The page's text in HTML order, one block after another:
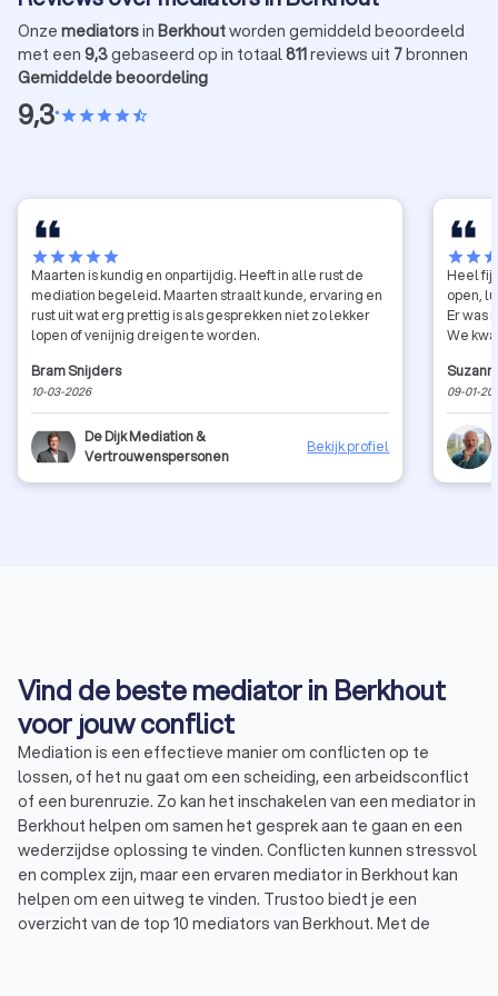
Onze mediatorsin Berkhoutworden gemiddeld beoordeeld
met een 9,3gebaseerd op in totaal811reviews uit 7bronnen
Gemiddelde beoordeling
9,3•starstarstarstarstar_half
starstarstarstarstar
Maarten is kundig en onpartijdig. Heeft in alle rust de
mediation begeleid. Maarten straalt kunde, ervaring en
rust uit wat erg prettig is als gesprekken niet zo lekker
lopen of venijnig dreigen te worden.
Bram Snijders
10-03-2026
De Dijk Mediation &
Vertrouwenspersonen
Bekijk profiel
starstar
Heel
open,
Er was
We
09-01-
Vind de beste mediator in Berkhout
voor jouw conflict
Mediation is een effectieve manier om conflicten op te
lossen, of het nu gaat om een scheiding, een arbeidsconflict
of een burenruzie. Zo kan het inschakelen van een mediator in
Berkhout helpen om samen het gesprek aan te gaan en een
wederzijdse oplossing te vinden. Conflicten kunnen stressvol
en complex zijn, maar een ervaren mediator in Berkhout kan
helpen om een uitweg te vinden. Trustoo biedt je een
overzicht van de top 10 mediators van Berkhout. Met de